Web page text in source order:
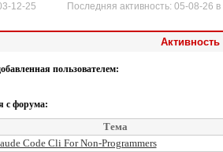
03-12-25 Последняя активность: 05-08-26 в
пользователем:
с форума:
Тема
Code Cli For Non-Programmers